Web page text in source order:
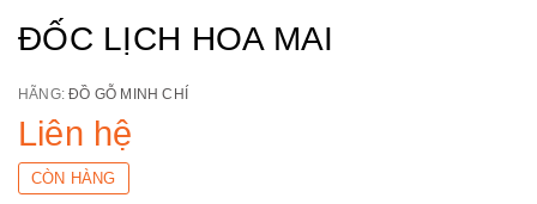
ĐỐC LỊCH HOA MAI
HÃNG:ĐỒ GỖ MINH CHÍ
Liên hệ
CÒN HÀNG